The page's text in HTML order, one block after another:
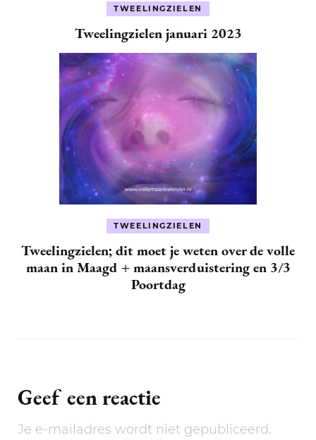
TWEELINGZIELEN
Tweelingzielen januari 2023
TWEELINGZIELEN
Tweelingzielen; dit moet je weten over de volle
maan in Maagd + maansverduistering en 3/3
Poortdag
Geef een reactie
Je e-mailadres wordt niet gepubliceerd.